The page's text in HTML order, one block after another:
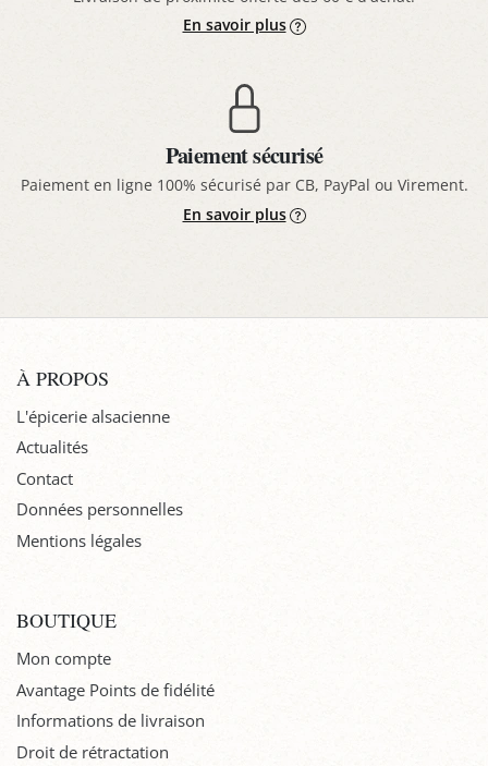
En savoir plus
Paiement sécurisé
Paiement en ligne 100% sécurisé par CB, PayPal ou Virement.
En savoir plus
À PROPOS
L'épicerie alsacienne
Actualités
Contact
Données personnelles
Mentions légales
BOUTIQUE
Mon compte
Avantage Points de fidélité
Informations de livraison
Droit de rétractation